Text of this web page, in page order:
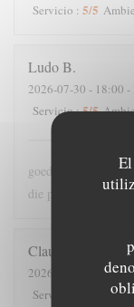
Servicio : 5/5
LudoB
2026-07-30 - 18:00 -
Servicio:5/5
goede bediening ,
die prijs
Claude
2026-08-01
- 19:30
Servicio